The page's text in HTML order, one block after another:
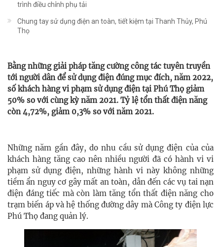
trình điều chỉnh phụ tải
Chung tay sử dụng điện an toàn, tiết kiệm tại Thanh Thủy, Phú
Thọ
Bằng những giải pháp tăng cường công tác tuyên truyền
tới người dân để sử dụng điện đúng mục đích, năm 2022,
số khách hàng vi phạm sử dụng điện tại Phú Thọ giảm
50% so với cùng kỳ năm 2021. Tỷ lệ tổn thất điện năng
còn 4,72%, giảm 0,3% so với năm 2021.
Những năm gần đây, do nhu cầu sử dụng điện của của
khách hàng tăng cao nên nhiều người đã có hành vi vi
phạm sử dụng điện, những hành vi này không những
tiềm ẩn nguy cơ gây mất an toàn, dẫn đến các vụ tai nạn
điện đáng tiếc mà còn làm tăng tổn thất điện năng cho
trạm biến áp và hệ thống đường dây mà Công ty điện lực
Phú Thọ đang quản lý.